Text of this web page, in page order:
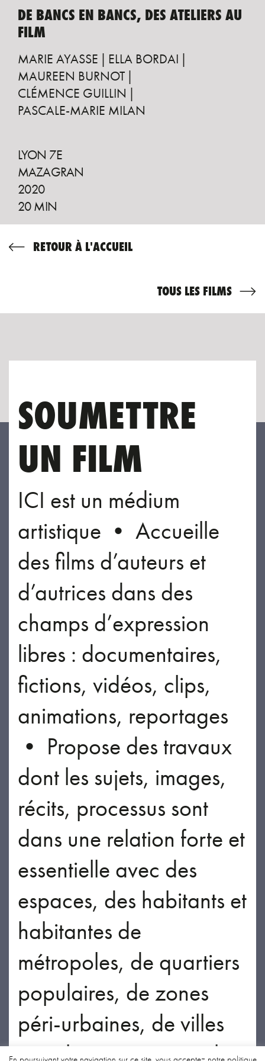
DE BANCS EN BANCS, DES ATELIERS AU
FILM
MARIE AYASSE
ELLA BORDAI
MAUREEN BURNOT
CLÉMENCE GUILLIN
PASCALE-MARIE MILAN
LYON 7E
MAZAGRAN
2020
20 MIN
RETOUR À L'ACCUEIL
TOUS LES FILMS
SOUMETTRE
UN FILM
ICI est un médium
artistique • Accueille
des films d’auteurs et
d’autrices dans des
champs d’expression
libres : documentaires,
fictions, vidéos, clips,
animations, reportages
• Propose des travaux
dont les sujets, images,
récits, processus sont
dans une relation forte et
essentielle avec des
espaces, des habitants et
habitantes de
métropoles, de quartiers
populaires, de zones
péri-urbaines, de villes
périphériques • Fait le